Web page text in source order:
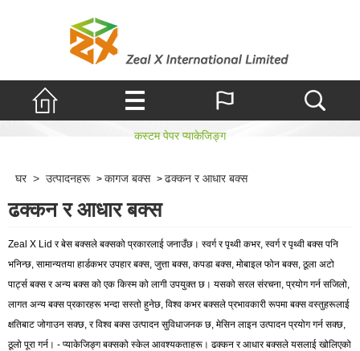
ढक्कन र आधार बक्स
कस्टम पेपर प्याकेजिङ्ग
घर > उत्पादनहरू > कागज बक्स > ढक्कन र आधार बक्स
ढक्कन र आधार बक्स
Zeal X Lid र बेस बक्सले बक्सको प्रकारलाई जनाउँछ। स्वर्ग र पृथ्वी कभर, स्वर्ग र पृथ्वी बक्स पनि
भनिन्छ, सामान्यतया हार्डकभर उपहार बक्स, जुत्ता बक्स, कपडा बक्स, मोबाइल फोन बक्स, ठूला अटो
पार्ट्स बक्स र अन्य बक्स को एक किस्म को लागी उपयुक्त छ। यसको सरल संरचना, प्रयोग गर्न सजिलो,
लागत अन्य बक्स प्रकारहरू भन्दा सस्तो हुनेछ, विश्व कभर बक्सले प्रभावकारी रूपमा बक्स वस्तुहरूलाई
क्षतिबाट जोगाउन सक्छ, र विश्व बक्स उत्पादन सुविधाजनक छ, मेसिन लाइन उत्पादन प्रयोग गर्न सक्छ,
ठूलो पूरा गर्न। - प्याकेजिङ्ग बक्सको स्केल आवश्यकताहरू। ढक्कन र आधार बक्सले यसलाई खोलिएको